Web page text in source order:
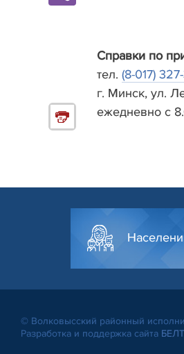
Справки по
тел. (8-017)
г. Минск, ул.
ежедневно с
© Волковысский районный
Разработка и поддержка сайта